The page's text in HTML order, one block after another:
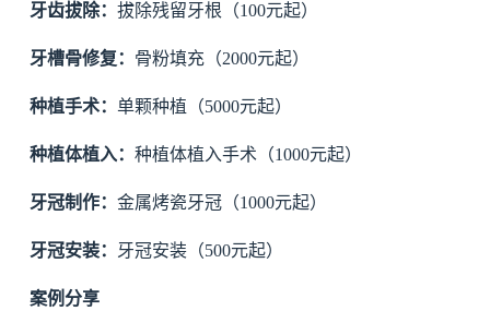
牙齿拔除：拔除残留牙根（100元起）
牙槽骨修复： 骨粉填充（2000元起）
种植手术：单颗种植（5000元起）
种植体植入：种植体植入手术（1000元起）
牙冠制作：金属烤瓷牙冠（1000元起）
牙冠安装： 牙冠安装（500元起）
案例分享